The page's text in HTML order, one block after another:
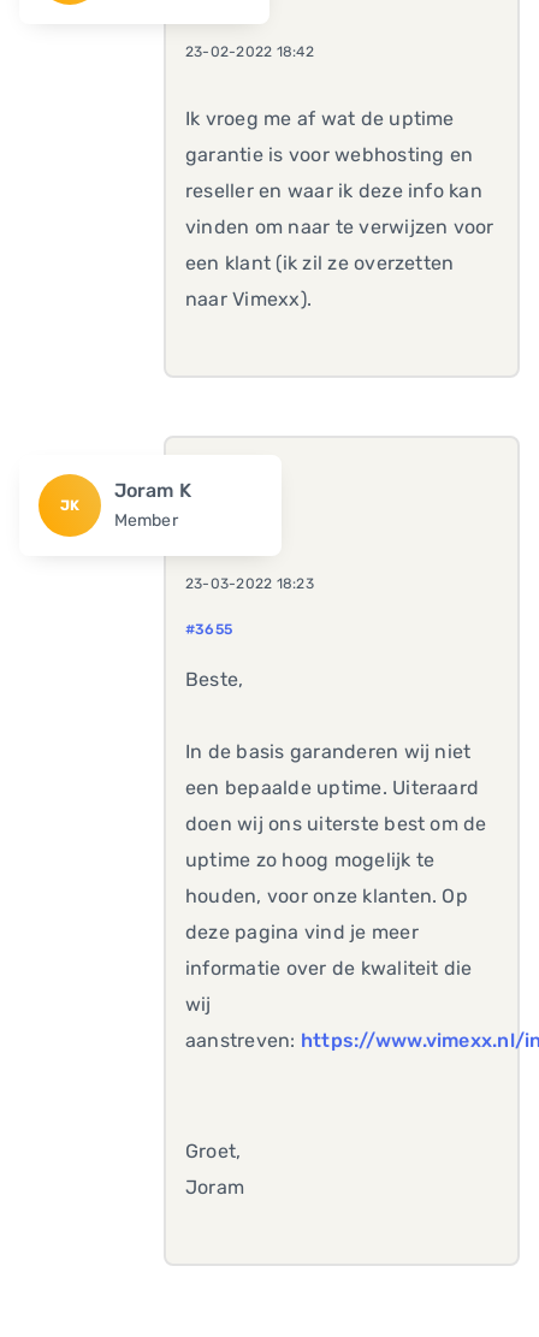
23-02-2022 18:42
Ik vroeg me af wat de uptime
garantie is voor webhosting en
reseller en waar ik deze info kan
vinden om naar te verwijzen voor
een klant (ik zil ze overzetten
naar Vimexx).
JK
Joram K
Member
23-03-2022 18:23
#3655
Beste,
In de basis garanderen wij niet
een bepaalde uptime. Uiteraard
doen wij ons uiterste best om de
uptime zo hoog mogelijk te
houden, voor onze klanten. Op
deze pagina vind je meer
informatie over de kwaliteit die
wij
aanstreven: https://
Groet,
Joram